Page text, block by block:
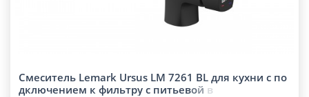
Смеситель Lemark Ursus LM 7261 BL для кухни с по
дключением к фильтру с питьевой в